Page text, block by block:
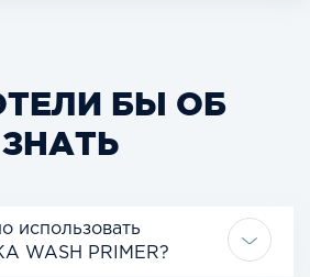
БЫ ОБ
использовать
WASH PRIMER?